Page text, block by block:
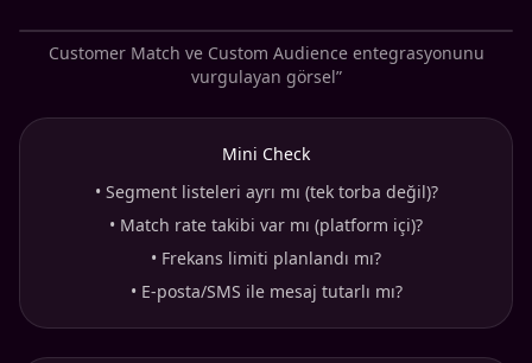
Customer Match ve Custom Audience entegrasyonunu
vurgulayan görsel”
Mini Check
• Segment listeleri ayrı mı (tek torba değil)?
• Match rate takibi var mı (platform içi)?
• Frekans limiti planlandı mı?
• E-posta/SMS ile mesaj tutarlı mı?